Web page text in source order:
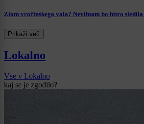
Zlom vročinskega vala? Nevihtam bo hitro
Prikaži več
Lokalno
Vse v Lokalno
kaj se je zgodilo?